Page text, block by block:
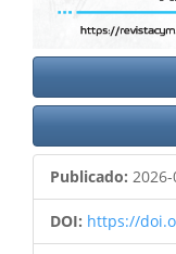
Publicado:
DOI: https://